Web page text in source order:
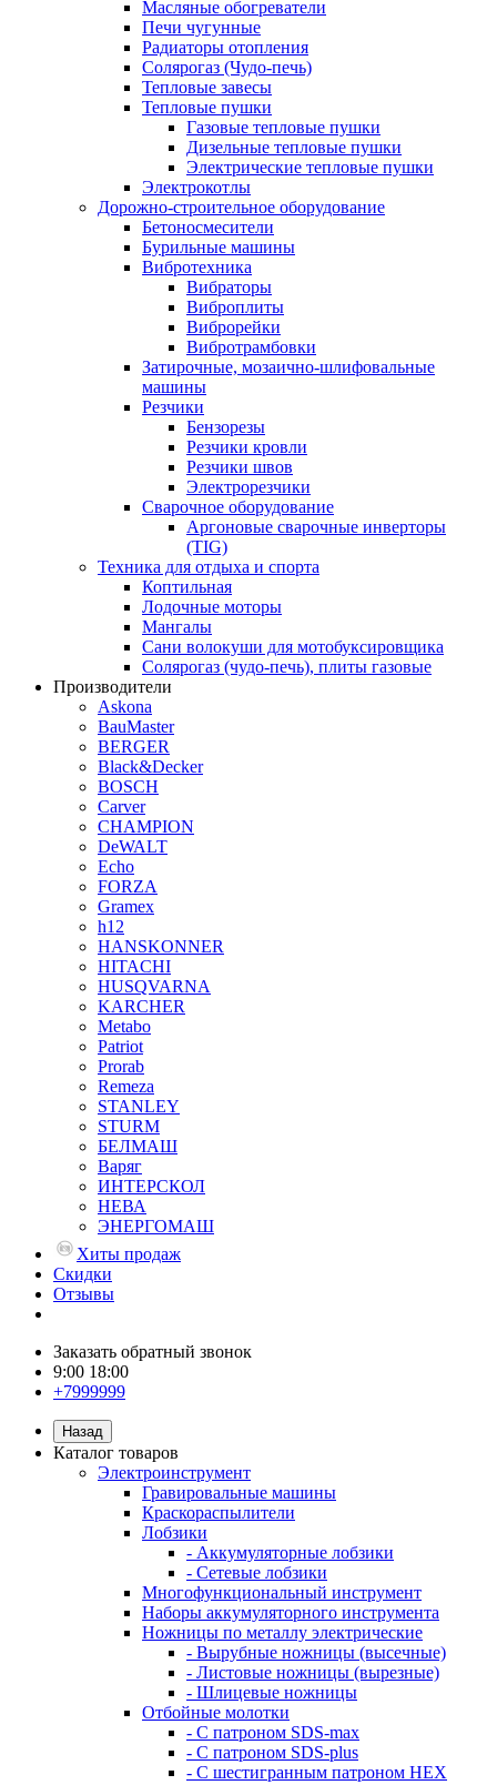
Масляные обогреватели
Печи чугунные
Радиаторы отопления
Солярогаз (Чудо-печь)
Тепловые завесы
Тепловые пушки
Газовые тепловые пушки
Дизельные тепловые пушки
Электрические тепловые пушки
Электрокотлы
Дорожно-строительное оборудование
Бетоносмесители
Бурильные машины
Вибротехника
Вибраторы
Виброплиты
Виброрейки
Вибротрамбовки
Затирочные, мозаично-шлифовальные
машины
Резчики
Бензорезы
Резчики кровли
Резчики швов
Электрорезчики
Сварочное оборудование
Аргоновые сварочные инверторы
(TIG)
Техника для отдыха и спорта
Коптильная
Лодочные моторы
Мангалы
Сани волокуши для мотобуксировщика
Солярогаз (чудо-печь), плиты газовые
Производители
Askona
BauMaster
BERGER
Black&Decker
BOSCH
Carver
CHAMPION
DeWALT
Echo
FORZA
Gramex
h12
HANSKONNER
HITACHI
HUSQVARNA
KARCHER
Metabo
Patriot
Prorab
Remeza
STANLEY
STURM
БЕЛМАШ
Варяг
ИНТЕРСКОЛ
НЕВА
ЭНЕРГОМАШ
Хиты продаж
Скидки
Отзывы
Заказать обратный звонок
9:00 18:00
+7999999
Назад
Каталог товаров
Электроинструмент
Гравировальные машины
Краскораспылители
Лобзики
- Аккумуляторные лобзики
- Сетевые лобзики
Многофункциональный инструмент
Наборы аккумуляторного инструмента
Ножницы по металлу электрические
- Вырубные ножницы (высечные)
- Листовые ножницы (вырезные)
- Шлицевые ножницы
Отбойные молотки
- С патроном SDS-max
- С патроном SDS-plus
- С шестигранным патроном HEX